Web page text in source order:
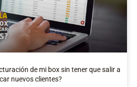
de mi box sin tener que salir a
nuevos clientes?